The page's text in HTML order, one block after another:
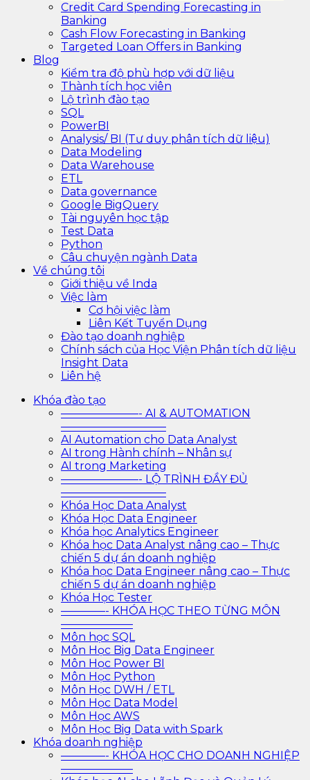
Credit Card Spending Forecasting in
Banking
Cash Flow Forecasting in Banking
Targeted Loan Offers in Banking
Blog
Kiểm tra độ phù hợp với dữ liệu
Thành tích học viên
Lộ trình đào tạo
SQL
PowerBI
Analysis/ BI (Tư duy phân tích dữ liệu)
Data Modeling
Data Warehouse
ETL
Data governance
Google BigQuery
Tài nguyên học tập
Test Data
Python
Câu chuyện ngành Data
Về chúng tôi
Giới thiệu về Inda
Việc làm
Cơ hội việc làm
Liên Kết Tuyển Dụng
Đào tạo doanh nghiệp
Chính sách của Học Viện Phân tích dữ liệu
Insight Data
Liên hệ
Khóa đào tạo
———————- AI & AUTOMATION
—————————–
AI Automation cho Data Analyst
AI trong Hành chính – Nhân sự
AI trong Marketing
———————- LỘ TRÌNH ĐẦY ĐỦ
—————————–
Khóa Học Data Analyst
Khóa Học Data Engineer
Khóa học Analytics Engineer
Khóa học Data Analyst nâng cao – Thực
chiến 5 dự án doanh nghiệp
Khóa học Data Engineer nâng cao – Thực
chiến 5 dự án doanh nghiệp
Khóa Học Tester
————- KHÓA HỌC THEO TỪNG MÔN
——————–
Môn học SQL
Môn Học Big Data Engineer
Môn Học Power BI
Môn Học Python
Môn Học DWH / ETL
Môn Học Data Model
Môn Học AWS
Môn Học Big Data with Spark
Khóa doanh nghiệp
————- KHÓA HỌC CHO DOANH NGHIỆP
——————–